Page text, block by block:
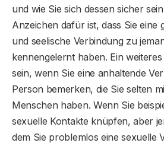
und wie Sie sich dessen sicher
Anzeichen dafür ist, dass Sie eine
und seelische Verbindung zu
kennengelernt haben. Ein
sein, wenn Sie eine anhaltende
Person bemerken, die Sie selten
Menschen haben. Wenn Sie
sexuelle Kontakte knüpfen, aber
dem Sie problemlos eine sexuelle